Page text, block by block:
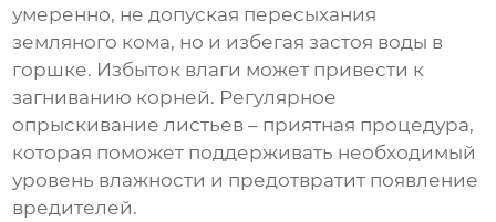
умеренно, не допуская пересыхания
земляного кома, но и избегая застоя воды в
горшке. Избыток влаги может привести к
загниванию корней. Регулярное
опрыскивание листьев – приятная процедура,
которая поможет поддерживать необходимый
уровень влажности и предотвратит появление
вредителей.